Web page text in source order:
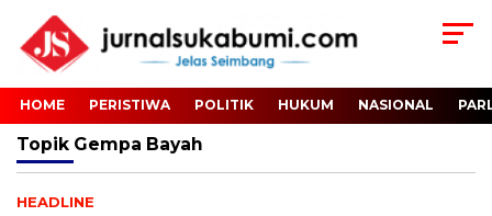
HOME PERISTIWA POLITIK HUKUM NASIONAL
Topik Gempa Bayah
HEADLINE